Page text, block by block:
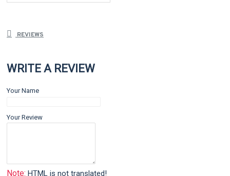
REVIEWS
WRITE A REVIEW
Your Name
Your Review
Note: HTML is not translated!